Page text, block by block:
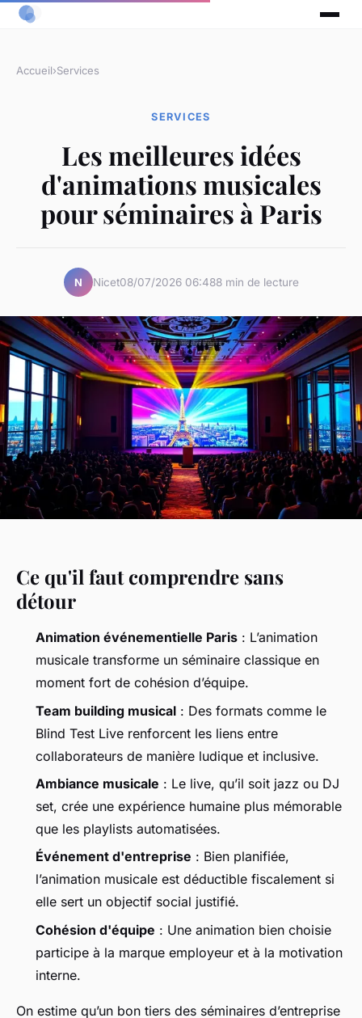
Accueil›Services
SERVICES
Les meilleures idées
d'animations musicales
pour séminaires à Paris
N Nicet08/07/2026 06:488 min de lecture
Ce qu'il faut comprendre sans
détour
Animation événementielle Paris : L’animation
musicale transforme un séminaire classique en
moment fort de cohésion d’équipe.
Team building musical : Des formats comme le
Blind Test Live renforcent les liens entre
collaborateurs de manière ludique et inclusive.
Ambiance musicale : Le live, qu’il soit jazz ou DJ
set, crée une expérience humaine plus mémorable
que les playlists automatisées.
Événement d'entreprise : Bien planifiée,
l’animation musicale est déductible fiscalement si
elle sert un objectif social justifié.
Cohésion d'équipe : Une animation bien choisie
participe à la marque employeur et à la motivation
interne.
On estime qu’un bon tiers des séminaires d’entreprise